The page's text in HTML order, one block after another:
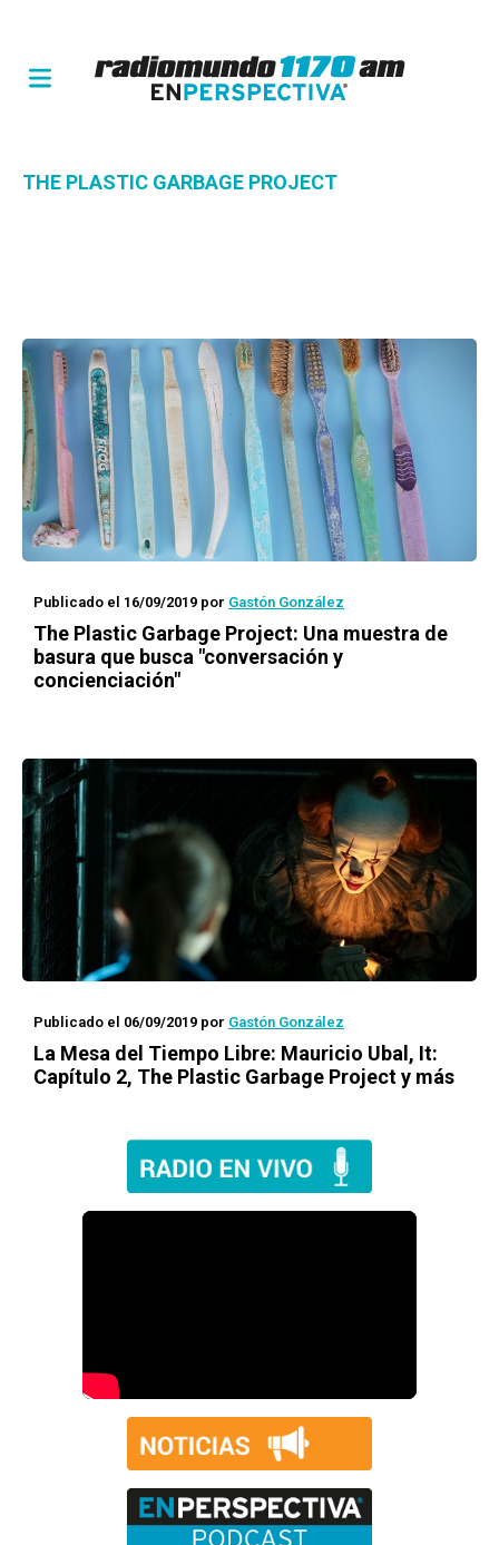
THE PLASTIC GARBAGE PROJECT
Publicado el 16/09/2019 por Gastón González
The Plastic Garbage Project: Una muestra de
basura que busca "conversación y
concienciación"
Publicado el 06/09/2019 por Gastón González
La Mesa del Tiempo Libre: Mauricio Ubal, It:
Capítulo 2, The Plastic Garbage Project y más